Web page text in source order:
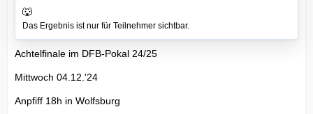
🐺
Das Ergebnis ist nur für Teilnehmer sichtbar.
Achtelfinale im DFB-Pokal 24/25
Mittwoch 04.12.'24
Anpfiff 18h in Wolfsburg